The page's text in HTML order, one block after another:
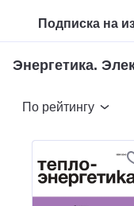
Подписка на
Энергетика.
По рейтингу